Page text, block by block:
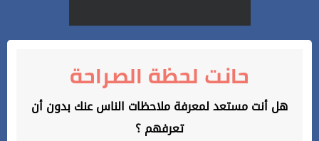
حانت لحظة الصراحة
هل أنت مستعد لمعرفة ملاحظات الناس عنك بدون أن
تعرفهم ؟